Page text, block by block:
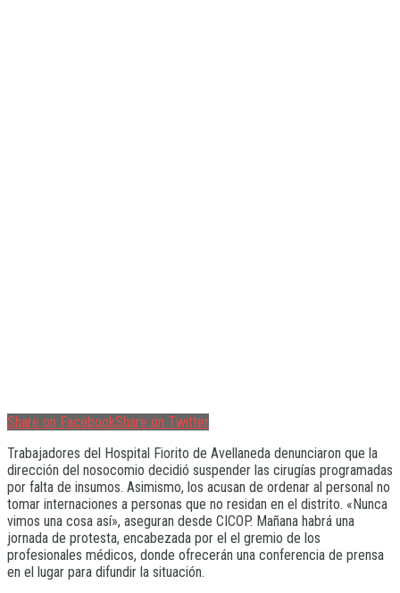
Share on FacebookShare on Twitter
Trabajadores del Hospital Fiorito de Avellaneda denunciaron que la
dirección del nosocomio decidió suspender las cirugías programadas
por falta de insumos. Asimismo, los acusan de ordenar al personal no
tomar internaciones a personas que no residan en el distrito. «Nunca
vimos una cosa así», aseguran desde CICOP. Mañana habrá una
jornada de protesta, encabezada por el el gremio de los
profesionales médicos, donde ofrecerán una conferencia de prensa
en el lugar para difundir la situación.